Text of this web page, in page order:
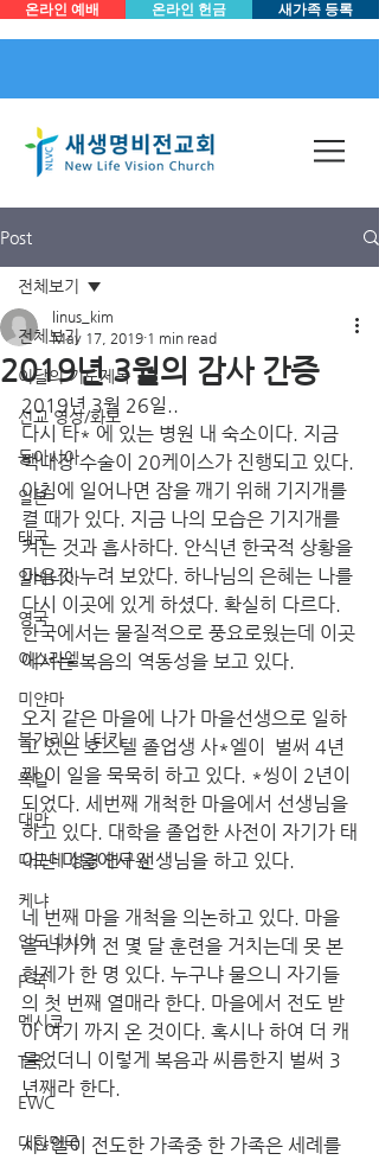
온라인 예배 온라인 헌금 새가족 등록
Post
전체보기
이달의 기도제목
선교 영상/화보
동아시아
일본
태국
알바니아
영국
이스라엘
미얀마
불가리아 | 터키
독일
대만
디모데 성경 연구원
케냐
인도네시아
P 국
멕시코
T국
EWC
대한민국
전체보기
2019년 3월의 감사 간증
linus_kim
May 17, 2019 1 min read
2019년 3월 26일..
다시 타* 에 있는 병원 내 숙소이다. 지금
백내장 수술이 20케이스가 진행되고 있다.
아침에 일어나면 잠을 깨기 위해 기지개를
켤 때가 있다. 지금 나의 모습은 기지개를
켜는 것과 흡사하다. 안식년 한국적 상황을
마음껏 누려 보았다. 하나님의 은혜는 나를
다시 이곳에 있게 하셨다. 확실히 다르다.
한국에서는 물질적으로 풍요로웠는데 이곳
에서는 복음의 역동성을 보고 있다.
오지 같은 마을에 나가 마을선생으로 일하
고 있는 호스텔 졸업생 사*엘이  벌써 4년
째 이 일을 묵묵히 하고 있다. *씽이 2년이
되었다. 세번째 개척한 마을에서 선생님을
하고 있다. 대학을 졸업한 사전이 자기가 태
어난 마을에서 선생님을 하고 있다.
네 번째 마을 개척을 의논하고 있다. 마을
을 나가기 전 몇 달 훈련을 거치는데 못 본
형제가 한 명 있다. 누구냐 물으니 자기들
의 첫 번째 열매라 한다. 마을에서 전도 받
아 여기 까지 온 것이다. 혹시나 하여 더 캐
물었더니 이렇게 복음과 씨름한지 벌써 3
년째라 한다.
사*엘이 전도한 가족중 한 가족은 세례를